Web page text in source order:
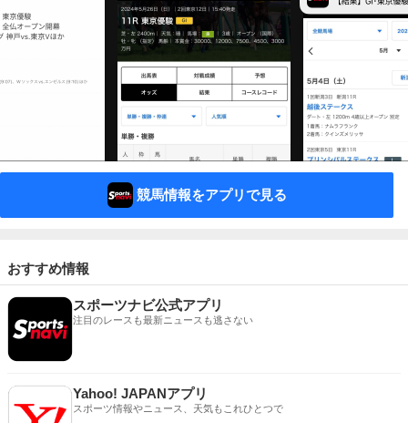
競馬情報をアプリで見る
おすすめ情報
スポーツナビ公式アプリ
注目のレースも最新ニュースも逃さない
Yahoo! JAPANアプリ
スポーツ情報やニュース、天気もこれひとつで